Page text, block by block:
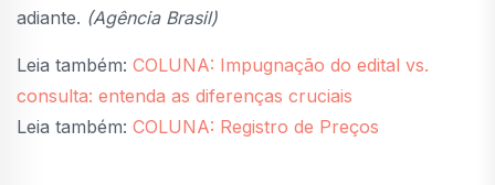
adiante. (Agência Brasil)
Leia também: COLUNA: Impugnação do edital vs.
consulta: entenda as diferenças cruciais
Leia também: COLUNA: Registro de Preços